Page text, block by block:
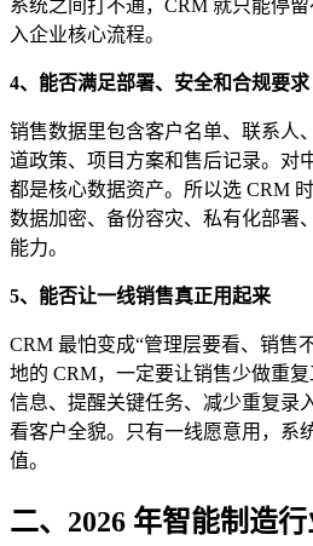
系统之间打不通，CRM 就只能停
入企业核心流程。
4、能否满足部署、安全和合规要求
销售数据里包含客户名单、联系人
道政策、项目方案和售后记录。对
都是核心数据资产。所以选 CRM
数据加密、备份容灾、私有化部署
能力。
5、能否让一线销售真正用起来
CRM 最怕变成“管理层要看、销售
地的 CRM，一定要让销售少做重
信息、提醒关键任务、减少重复录
看客户全貌。只有一线愿意用，系
值。
二、2026 年智能制造